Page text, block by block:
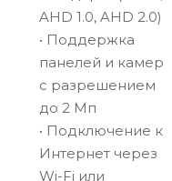
вашем
из браузера ПК.
Особенности
Помимо
Ethernet, SL‑07N
возможностью
AHD 1.0, AHD 2.0)
• Поддержка
панелей и камер
с разрешением
до 2 Мп
• Подключение к
Интернет через
Wi-Fi или